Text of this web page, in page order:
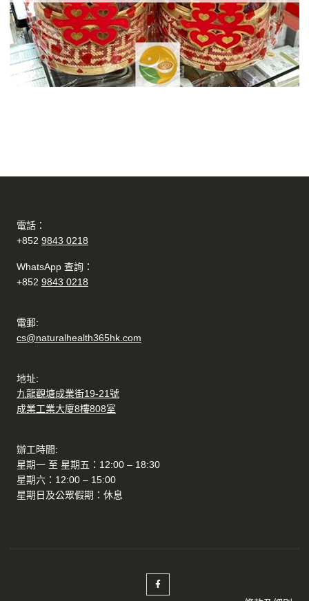
電話：
+852 9843 0218
WhatsApp 查詢：
+852 9843 0218
電郵:
cs@naturalhealth365hk.com
地址:
九龍觀塘成業街19-21號
成業工業大廈8樓808室
辦工時間:
星期一 至 星期五：12:00 – 18:30
星期六：12:00 – 15:00
星期日及公眾假期：休息